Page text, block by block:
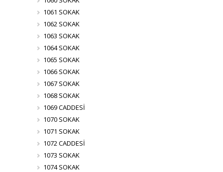
1061 SOKAK
1062 SOKAK
1063 SOKAK
1064 SOKAK
1065 SOKAK
1066 SOKAK
1067 SOKAK
1068 SOKAK
1069 CADDESİ
1070 SOKAK
1071 SOKAK
1072 CADDESİ
1073 SOKAK
1074 SOKAK